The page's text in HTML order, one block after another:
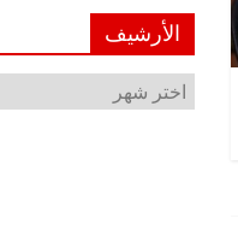
الأرشيف
الأرشيف